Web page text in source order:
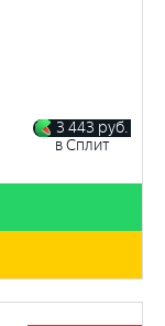
3 443 руб.
в Сплит